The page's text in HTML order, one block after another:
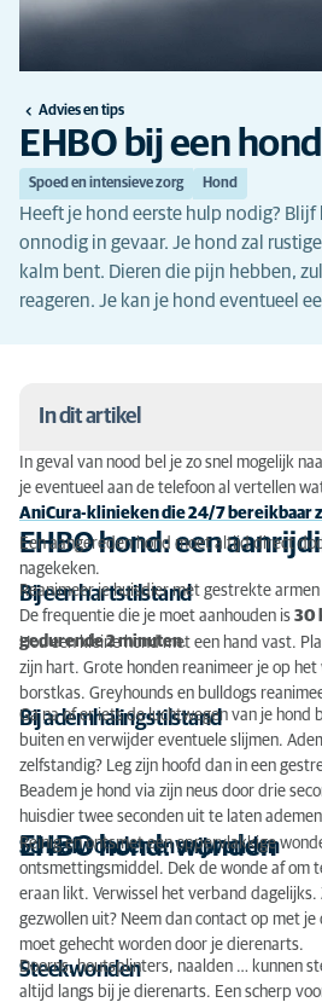
Advies en tips
EHBO bij een hond
Spoed en intensieve zorg Hond
Heeft je hond eerste hulp nodig?
onnodig in gevaar. Je hond zal
kalm bent. Dieren die pijn hebben,
reageren. Je kan je hond eventueel
In dit artikel
EHBO hond: een aanrijding
EHBO hond: wonden
EHBO hond: een kneuzing
EHBO hond: een bloeding
EHBO hond: een vergiftiging
EHBO hond: contact met lijm
EHBO hond: een
EHBO hond: oververhitting
EHBO hond: als je dier een
EHBO-kit voor honden
In geval van nood bel je zo snel mogelijk
je eventueel aan de telefoon al vertellen
AniCura-klinieken die 24/7 bereikbaar
EHBO hond: een
Een aangereden hond moet altijd direct
nagekeken.
Bij een hartstilstand
Reanimeer je huisdier met gestrekte
De frequentie die je moet aanhouden is 30
gedurende 2 minuten.
Hou een kleine hond met een hand vast.
zijn hart. Grote honden reanimeer je op
borstkas. Greyhounds en bulldogs
Bij ademhalingstilstand
Ga na of er iets de luchtwegen van je hond
buiten en verwijder eventuele slijmen.
zelfstandig? Leg zijn hoofd dan in een
Beadem je hond via zijn neus door drie
huisdier twee seconden uit te laten
EHBO hond: wonden
Schaafwonden en snijwonden
Reinig en ontsmet een oppervlakkige
ontsmettingsmiddel. Dek de wonde af om
eraan likt. Verwissel het verband
gezwollen uit? Neem dan contact op met
moet gehecht worden door je dierenarts.
Steekwonden
Doorns, houtsplinters, naalden … kunnen
altijd langs bij je dierenarts. Een scherp